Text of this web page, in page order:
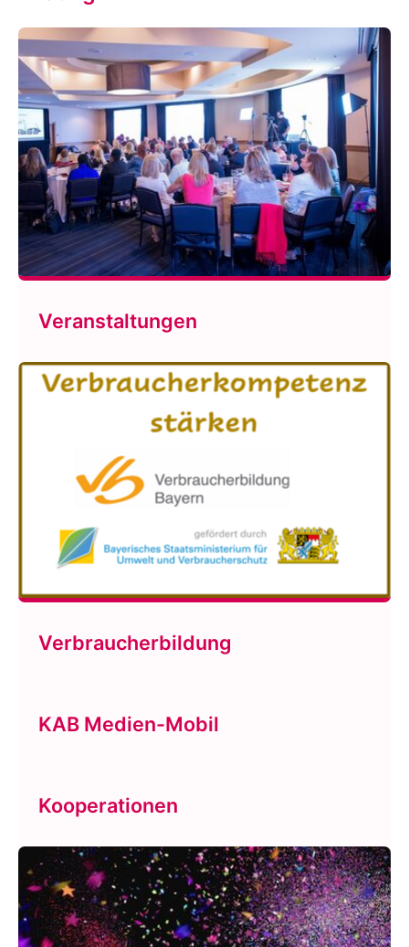
Veranstaltungen
Verbraucherbildung
KAB Medien-Mobil
Kooperationen